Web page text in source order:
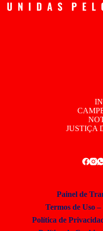
JUSTIÇA
Painel de
Termos de Uso
Política de